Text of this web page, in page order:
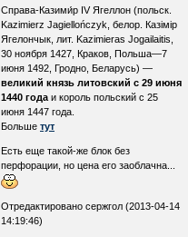
Справа-Казими́р IV Ягеллон (польск.
Kazimierz Jagiellończyk, белор. Казімір
Ягелончык, лит. Kazimieras Jogailaitis,
30 ноября 1427, Краков, Польша—7
июня 1492, Гродно, Беларусь) —
великий князьлитовский с 29 июня
1440 годаи король польский с 25
июня 1447 года.
Большетут
Есть еще такой-же блок без
перфорации, но цена его заоблачна...
Отредактировано сержгол (2013-04-14
14:19:46)